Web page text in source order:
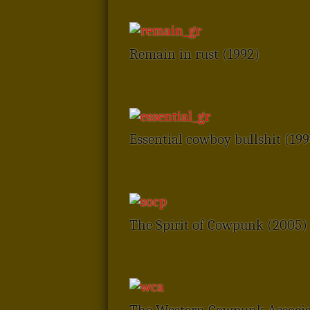
Remain in rust (1992)
Essential cowboy bullshit
The Spirit of Cowpunk (2005)